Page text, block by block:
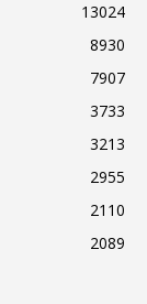
13024
8930
7907
3733
3213
2955
2110
2089